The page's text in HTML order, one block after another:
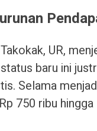
UR,
baru ini
Selama
750 ribu